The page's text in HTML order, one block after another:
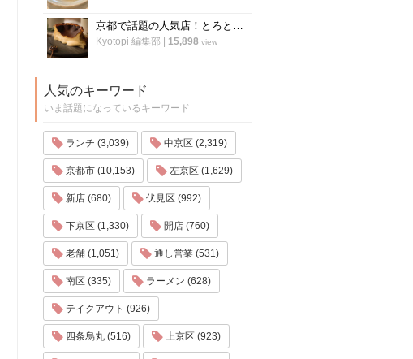
京都で話題の人気店！とろとろ濃厚バスクチーズケーキの作り方〜「フォーチュンガーデン京都」
Kyotopi 編集部 15,898 view
人気のキーワード
いま話題になっているキーワード
ランチ (3,039) 中京区 (2,319)
京都市 (10,153) 左京区 (1,629)
新店 (680) 伏見区 (992)
下京区 (1,330) 開店 (760)
老舗 (1,051) 通し営業 (531)
南区 (335) ラーメン (628)
テイクアウト (926)
四条烏丸 (516) 上京区 (923)